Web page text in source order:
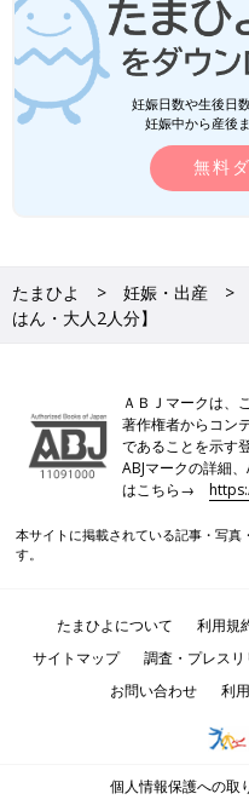
妊娠日数や生後日
妊娠中から産後
無料
たまひよ 妊娠・出産
はん・大人2人分】
ＡＢＪマークは、
著作権者からコン
であることを示す
ABJマークの詳細
はこちら→
本サイトに掲載されている記事・写真
す。
たまひよについて 利用規
サイトマップ
調査・プレス
お問い合わせ
利
個人情報保護への取